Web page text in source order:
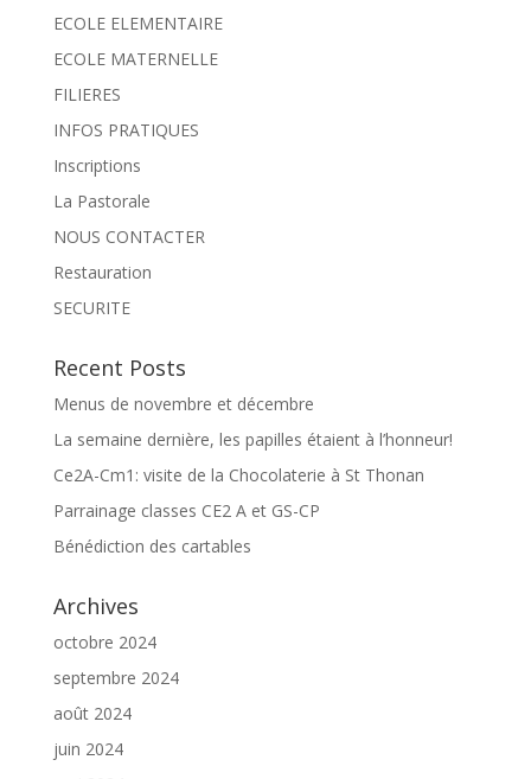
ECOLE ELEMENTAIRE
ECOLE MATERNELLE
FILIERES
INFOS PRATIQUES
Inscriptions
La Pastorale
NOUS CONTACTER
Restauration
SECURITE
Recent Posts
Menus de novembre et décembre
La semaine dernière, les papilles étaient à l’honneur!
Ce2A-Cm1: visite de la Chocolaterie à St Thonan
Parrainage classes CE2 A et GS-CP
Bénédiction des cartables
Archives
octobre 2024
septembre 2024
août 2024
juin 2024